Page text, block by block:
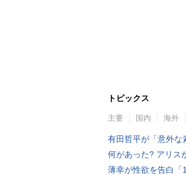
トピックス
主要 国内 海外
有田哲平が「意外な
何があった? アリス
薄幸が性欲を告白「1